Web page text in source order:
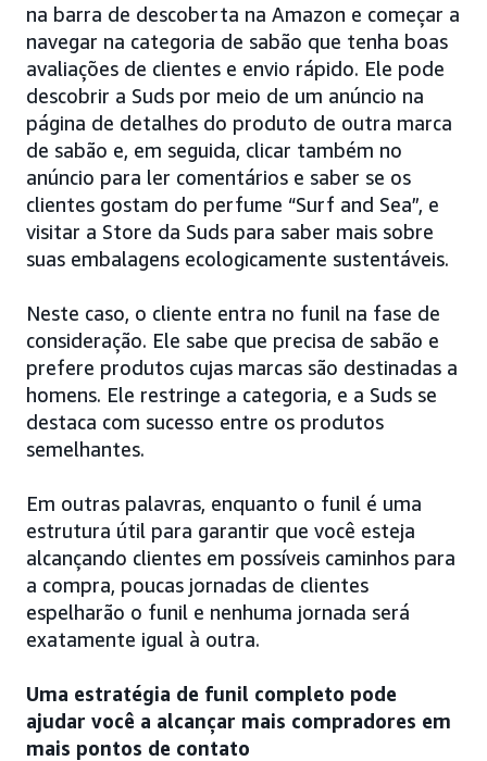
na barra de descoberta na Amazon e começar a
navegar na categoria de sabão que tenha boas
avaliações de clientes e envio rápido. Ele pode
descobrir a Suds por meio de um anúncio na
página de detalhes do produto de outra marca
de sabão e, em seguida, clicar também no
anúncio para ler comentários e saber se os
clientes gostam do perfume “Surf and Sea”, e
visitar a Store da Suds para saber mais sobre
suas embalagens ecologicamente sustentáveis.
Neste caso, o cliente entra no funil na fase de
consideração. Ele sabe que precisa de sabão e
prefere produtos cujas marcas são destinadas a
homens. Ele restringe a categoria, e a Suds se
destaca com sucesso entre os produtos
semelhantes.
Em outras palavras, enquanto o funil é uma
estrutura útil para garantir que você esteja
alcançando clientes em possíveis caminhos para
a compra, poucas jornadas de clientes
espelharão o funil e nenhuma jornada será
exatamente igual à outra.
Uma estratégia de funil completo pode
ajudar você a alcançar mais compradores em
mais pontos de contato